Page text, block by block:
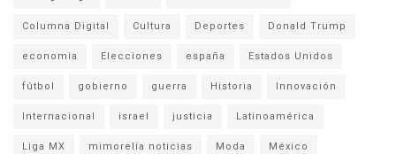
Columna Digital Cultura Deportes Donald Trump
economia Elecciones españa Estados Unidos
fútbol gobierno guerra Historia Innovación
Internacional israel justicia Latinoamérica
Liga MX mimorelia noticias Moda México